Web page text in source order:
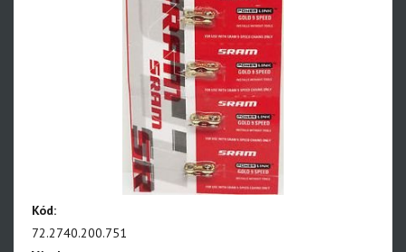
Eagle S100 - NEW!!!
Kód:
72.2740.200.751